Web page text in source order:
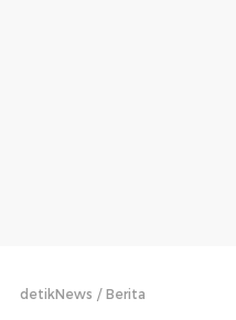
detikNews Berita